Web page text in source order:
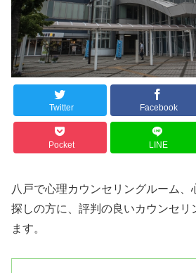
Twitter Facebook
Pocket LINE
八戸で心理カウンセリングルーム、
探しの方に、評判の良いカウンセリ
ます。